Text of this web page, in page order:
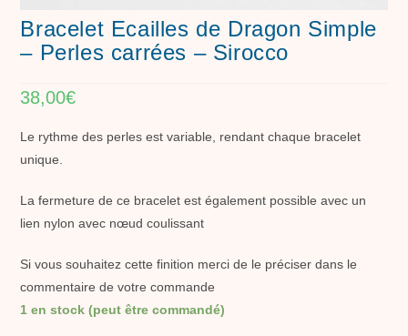
Bracelet Ecailles de Dragon Simple
– Perles carrées – Sirocco
38,00€
Le rythme des perles est variable, rendant chaque bracelet
unique.
La fermeture de ce bracelet est également possible avec un
lien nylon avec nœud coulissant
Si vous souhaitez cette finition merci de le préciser dans le
commentaire de votre commande
1 en stock (peut être commandé)